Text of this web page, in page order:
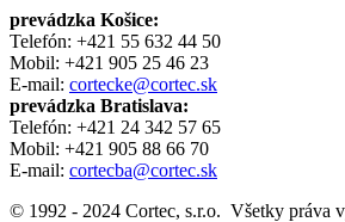
prevádzka Košice:
Telefón: +421 55 632 44 50
Mobil: +421 905 25 46 23
E-mail: cortecke@cortec.sk
prevádzka Bratislava:
Telefón: +421 24 342 57 65
Mobil: +421 905 88 66 70
E-mail: cortecba@cortec.sk
© 1992 - 2024 Cortec, s.r.o. Všetky práva